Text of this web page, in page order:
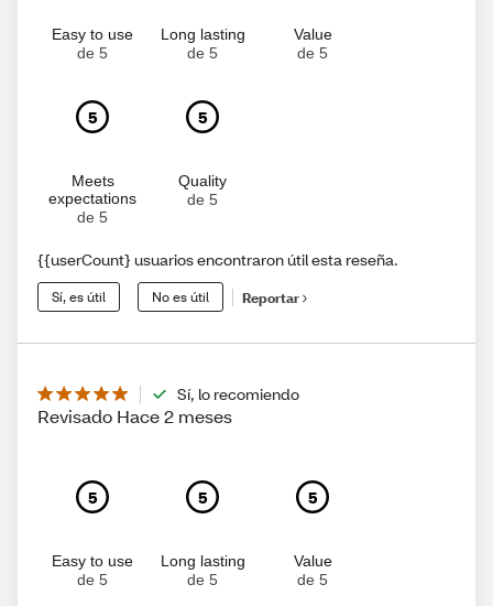
Easy to use
de 5
Long lasting
de 5
Value
de 5
5
Meets
expectations
de 5
5
Quality
de 5
{{userCount} usuarios encontraron útil esta reseña.
Sí, es útil No es útil Reportar
Sí, lo recomiendo
Revisado Hace 2 meses
5
Easy to use
de 5
5
Long lasting
de 5
5
Value
de 5